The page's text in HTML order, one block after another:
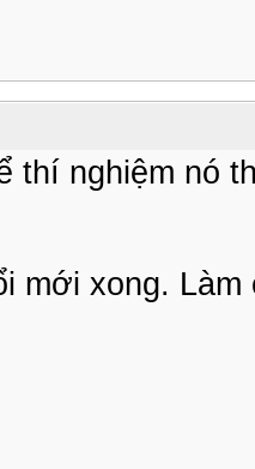
thí nghiệm nó
mới xong.